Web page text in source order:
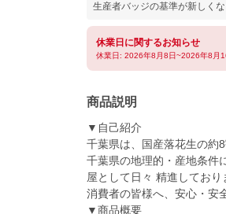
生産者バッジの基準が新しくな
休業日に関するお知らせ
休業日: 2026年8月8日~2026年8月
商品説明
▼自己紹介
千葉県は、国産落花生の約
千葉県の地理的・産地条件
屋として日々 精進しており
消費者の皆様へ、安心・安
▼商品概要